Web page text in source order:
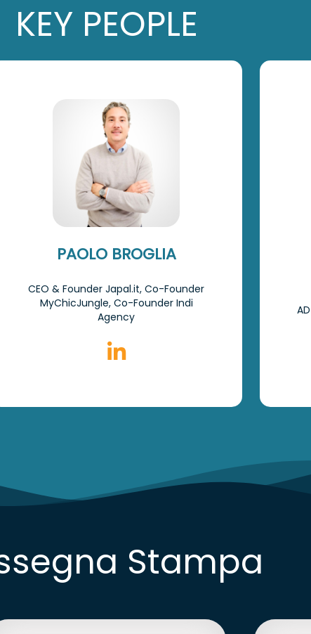
KEY PEOPLE
PAOLO BROGLIA
CEO & Founder Japal.it, Co-Founder
MyChicJungle, Co-Founder Indi
Agency
Stampa